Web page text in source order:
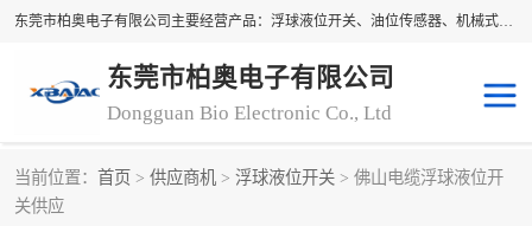
东莞市柏奥电子有限公司主要经营产品：浮球液位开关、油位传感器、机械式油表、浮球液位计、水位控制浮球阀、料位开关，水流开关、油水位控制配套仪表等。柏奥电子，您可信赖的合作伙伴
东莞市柏奥电子有限公司
Dongguan Bio Electronic Co., Ltd
当前位置： 首页 > 供应商机 > 浮球液位开关 > 佛山电缆浮球液位开
关供应
浮球液位开关